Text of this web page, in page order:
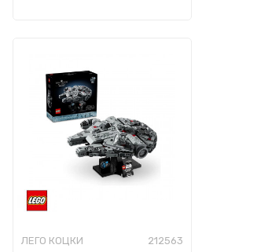
ЛЕГО КОЦКИ 212563